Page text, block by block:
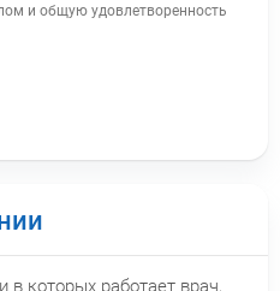
и общую удовлетворенность
в которых работает врач,